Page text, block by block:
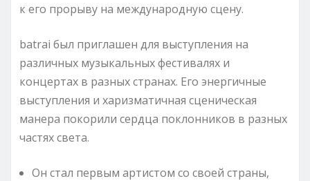
к его прорыву на международную сцену.
batrai был приглашен для выступления на
различных музыкальных фестивалях и
концертах в разных странах. Его энергичные
выступления и харизматичная сценическая
манера покорили сердца поклонников в разных
частях света.
Он стал первым артистом со своей страны,